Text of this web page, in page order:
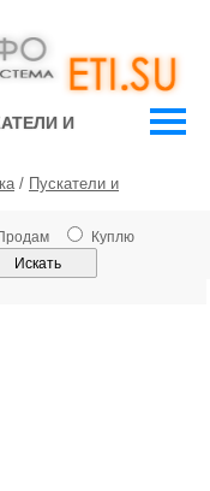
И
/ Пускатели и
Куплю